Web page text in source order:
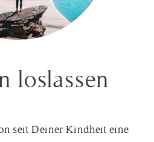
loslassen
seit Deiner Kindheit eine